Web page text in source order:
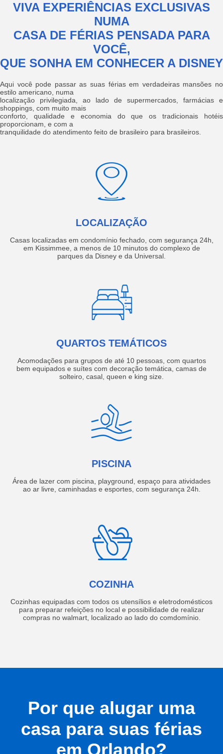
VIVA EXPERIÊNCIAS EXCLUSIVAS
NUMA
CASA DE FÉRIAS PENSADA PARA
VOCÊ,
QUE SONHA EM CONHECER A DISNEY
Aqui você pode passar as suas férias em verdadeiras mansões no
estilo americano, numa
localização privilegiada, ao lado de supermercados, farmácias e
shoppings, com muito mais
conforto, qualidade e economia do que os tradicionais hotéis
proporcionam, e com a
tranquilidade do atendimento feito de brasileiro para brasileiros.
LOCALIZAÇÃO
Casas localizadas em condomínio fechado, com segurança 24h,
em Kissimmee, a menos de 10 minutos do complexo de
parques da Disney e da Universal.
QUARTOS TEMÁTICOS
Acomodações para grupos de até 10 pessoas, com quartos
bem equipados e suítes com decoração temática, camas de
solteiro, casal, queen e king size.
PISCINA
Área de lazer com piscina, playground, espaço para atividades
ao ar livre, caminhadas e esportes, com segurança 24h.
COZINHA
Cozinhas equipadas com todos os utensílios e eletrodomésticos
para preparar refeições no local e possibilidade de realizar
compras no walmart, localizado ao lado do comdomínio.
Por que alugar uma
casa para suas férias
em Orlando?